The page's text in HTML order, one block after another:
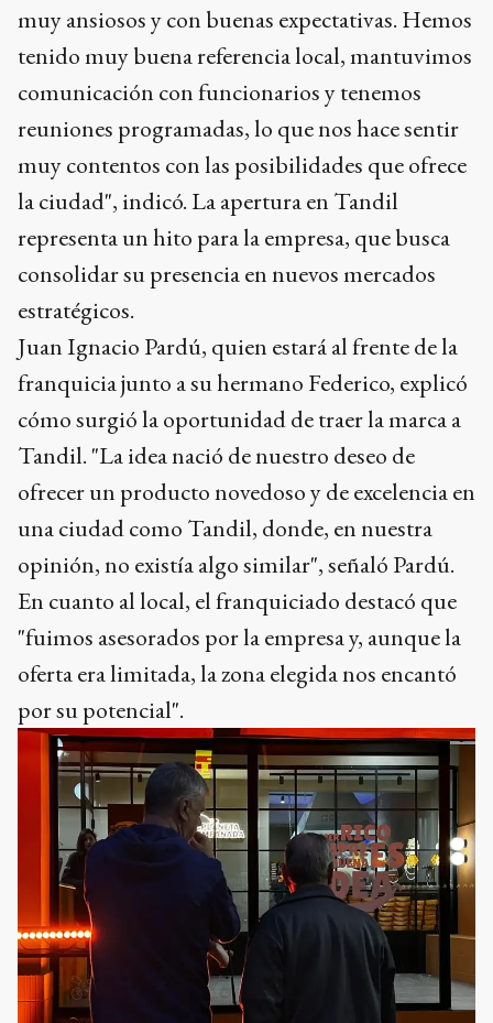
muy ansiosos y con buenas expectativas. Hemos
tenido muy buena referencia local, mantuvimos
comunicación con funcionarios y tenemos
reuniones programadas, lo que nos hace sentir
muy contentos con las posibilidades que ofrece
la ciudad", indicó. La apertura en Tandil
representa un hito para la empresa, que busca
consolidar su presencia en nuevos mercados
estratégicos.
Juan Ignacio Pardú, quien estará al frente de la
franquicia junto a su hermano Federico, explicó
cómo surgió la oportunidad de traer la marca a
Tandil. "La idea nació de nuestro deseo de
ofrecer un producto novedoso y de excelencia en
una ciudad como Tandil, donde, en nuestra
opinión, no existía algo similar", señaló Pardú.
En cuanto al local, el franquiciado destacó que
"fuimos asesorados por la empresa y, aunque la
oferta era limitada, la zona elegida nos encantó
por su potencial".